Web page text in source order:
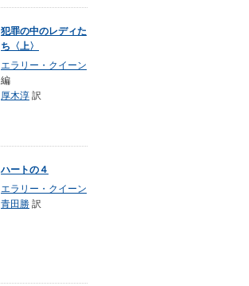
犯罪の中のレディた
ち〈上〉
エラリー・クイーン
編
厚木淳 訳
ハートの４
エラリー・クイーン
青田勝 訳